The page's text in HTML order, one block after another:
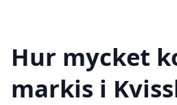
Hur mycket
markis i